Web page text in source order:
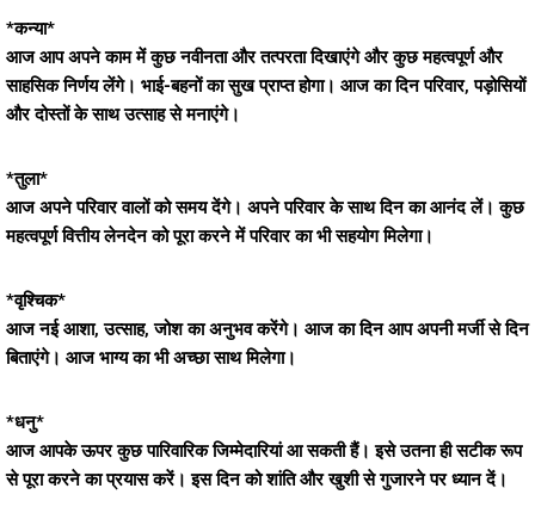
*कन्या*
आज आप अपने काम में कुछ नवीनता और तत्परता दिखाएंगे और कुछ महत्वपूर्ण और
साहसिक निर्णय लेंगे। भाई-बहनों का सुख प्राप्त होगा। आज का दिन परिवार, पड़ोसियों
और दोस्तों के साथ उत्साह से मनाएंगे।
*तुला*
आज अपने परिवार वालों को समय देंगे। अपने परिवार के साथ दिन का आनंद लें। कुछ
महत्वपूर्ण वित्तीय लेनदेन को पूरा करने में परिवार का भी सहयोग मिलेगा।
*वृश्चिक*
आज नई आशा, उत्साह, जोश का अनुभव करेंगे। आज का दिन आप अपनी मर्जी से दिन
बिताएंगे। आज भाग्य का भी अच्छा साथ मिलेगा।
*धनु*
आज आपके ऊपर कुछ पारिवारिक जिम्मेदारियां आ सकती हैं। इसे उतना ही सटीक रूप
से पूरा करने का प्रयास करें। इस दिन को शांति और खुशी से गुजारने पर ध्यान दें।